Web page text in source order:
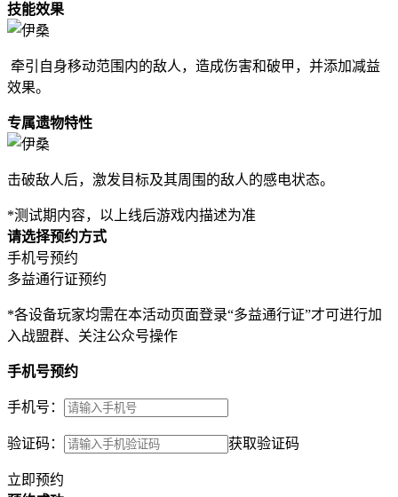
技能效果
牵引自身移动范围内的敌人，造成伤害和破甲，并添加减益
效果。
专属遗物特性
击破敌人后，激发目标及其周围的敌人的感电状态。
*测试期内容，以上线后游戏内描述为准
请选择预约方式
手机号预约
多益通行证预约
*各设备玩家均需在本活动页面登录“多益通行证”才可进行加
入战盟群、关注公众号操作
手机号预约
手机号：
验证码： 获取验证码
立即预约